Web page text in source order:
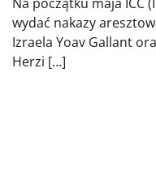
Na początku maja ICC
wydać nakazy
Izraela Yoav Gallant
Herzi […]